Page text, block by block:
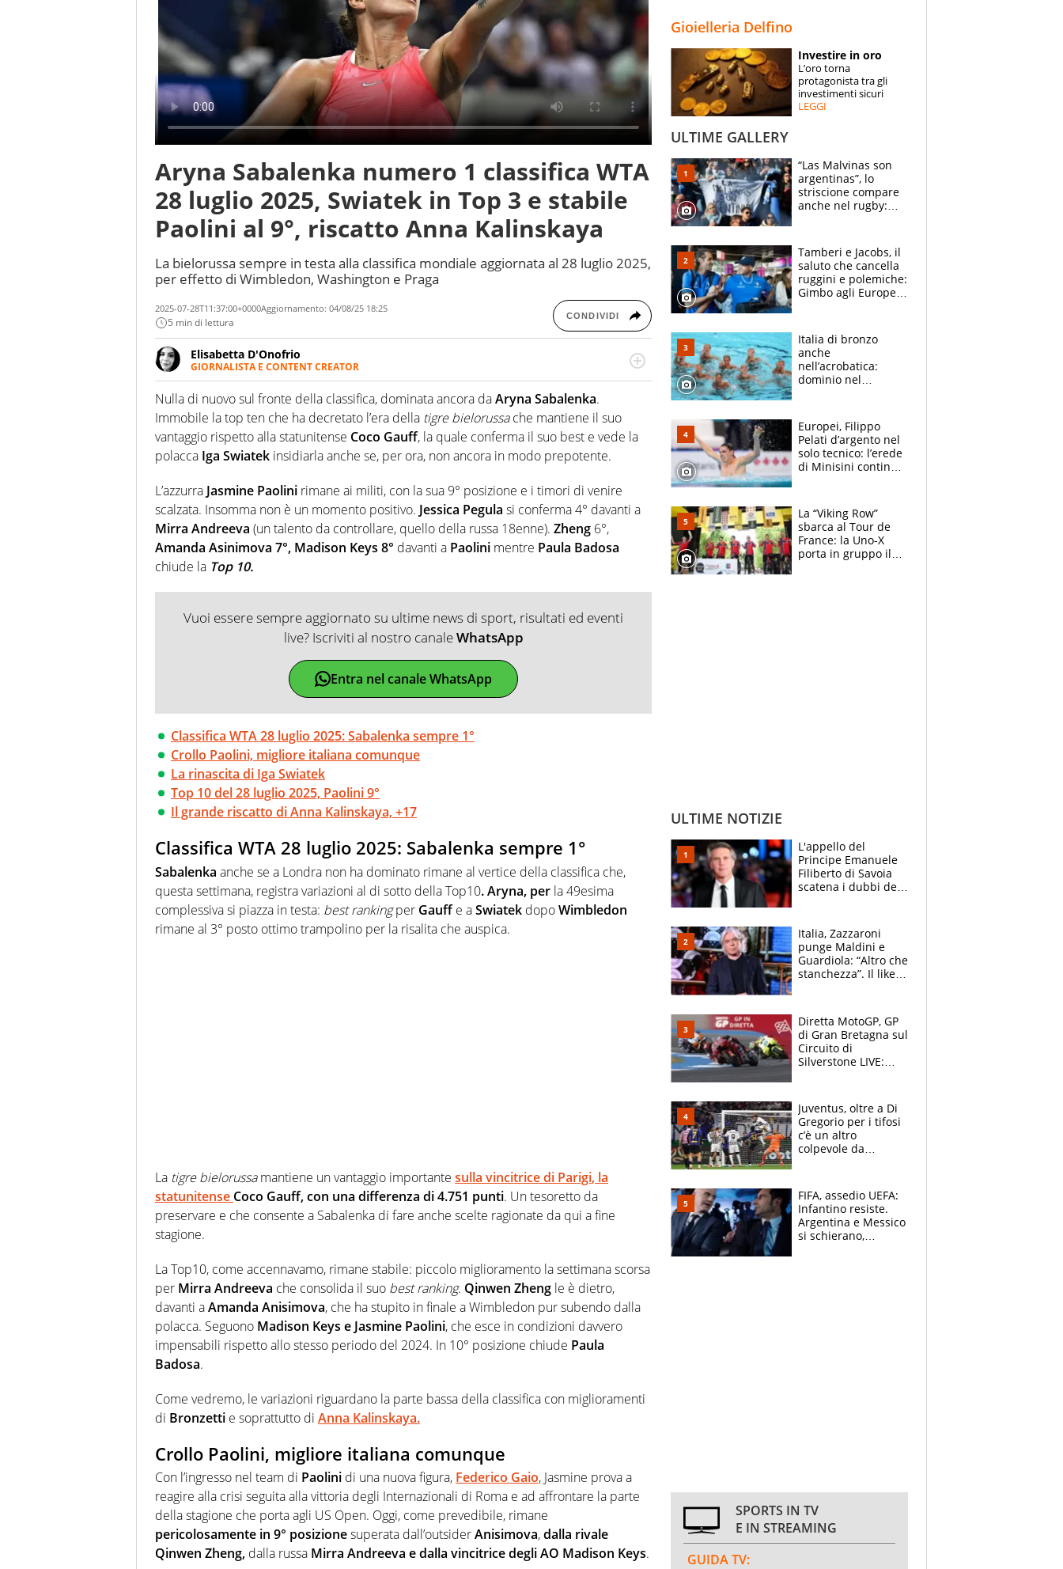
ESPERTI
CONTATTI
Aryna Sabalenka numero 1 classifica WTA
28 luglio 2025, Swiatek in Top 3 e stabile
Paolini al 9°, riscatto Anna Kalinskaya
La bielorussa sempre in testa alla classifica mondiale aggiornata al 28 luglio 2025,
per effetto di Wimbledon, Washington e Praga
2025-07-28T11:37:00+0000Aggiornamento: 04/08/25 18:25
5 min di lettura CONDIVIDI
Elisabetta D'Onofrio
GIORNALISTA E CONTENT CREATOR
Giornalista professionista dal 2007, scrive per curiosità personale e necessità:
soprattutto di calcio, di sport e dei suoi protagonisti, concedendosi innocenti evasioni
nell'ambito della creazione di format. Un tempo ala destra, oggi si sente a suo agio nel
ruolo di libero. Cura una classifica riservata dei migliori 5 calciatori di sempre.
Nulla di nuovo sul fronte della classifica, dominata ancora daAryna Sabalenka.
Immobile la top ten che ha decretato l’era della tigre bielorussache mantiene il suo
vantaggio rispetto alla statunitense Coco Gauff, la quale conferma il suo best e vede la
polacca Iga Swiatek insidiarla anche se, per ora, non ancora in modo prepotente.
L’azzurra Jasmine Paolini rimane ai militi, con la sua 9° posizione e i timori di venire
scalzata. Insomma non è un momento positivo. Jessica Pegula si conferma 4° davanti a
Mirra Andreeva (un talento da controllare, quello della russa 18enne). Zheng 6°,
Amanda Asinimova 7°, Madison Keys 8° davanti a Paolini mentre Paula Badosa
chiude la Top 10.
Vuoi essere sempre aggiornato su ultime news di sport, risultati ed eventi
live? Iscriviti al nostro canaleWhatsApp
Entra nel canale WhatsApp
Classifica WTA 28 luglio 2025: Sabalenka sempre 1°
Crollo Paolini, migliore italiana comunque
La rinascita di Iga Swiatek
Top 10 del 28 luglio 2025, Paolini 9°
Il grande riscatto di Anna Kalinskaya, +17
Classifica WTA 28 luglio 2025: Sabalenka sempre 1°
Sabalenka anche se a Londra non ha dominato rimane al vertice della classifica che,
questa settimana, registra variazioni al di sotto della Top10.Aryna, per la 49esima
complessiva si piazza in testa: best rankingper Gauffe aSwiatek dopoWimbledon
rimane al 3° posto ottimo trampolino per la risalita che auspica.
La tigre bielorussamantiene un vantaggio importante sulla vincitrice di Parigi, la
statunitense Coco Gauff, con una differenza di 4.751 punti. Un tesoretto da
preservare e che consente a Sabalenka di fare anche scelte ragionate da qui a fine
stagione.
La Top10, come accennavamo, rimane stabile: piccolo miglioramento la settimana scorsa
per Mirra Andreeva che consolida il suo best ranking. Qinwen Zheng le è dietro,
davanti aAmanda Anisimova, che ha stupito in finale a Wimbledon pur subendo dalla
polacca. Seguono Madison Keys e Jasmine Paolini, che esce in condizioni davvero
impensabili rispetto allo stesso periodo del 2024. In 10° posizione chiude Paula
Badosa.
Come vedremo, le variazioni riguardano la parte bassa della classifica con miglioramenti
di Bronzetti e soprattutto di Anna Kalinskaya.
Crollo Paolini, migliore italiana comunque
Con l’ingresso nel team di Paolini di una nuova figura, Federico Gaio, Jasmine prova a
reagire alla crisi seguita alla vittoria degli Internazionali di Roma e ad affrontare la parte
della stagione che porta agli US Open. Oggi, come prevedibile, rimane
pericolosamente in 9° posizionesuperata dall’outsiderAnisimova,dalla rivale
Qinwen Zheng, dalla russa Mirra Andreeva e dalla vincitrice degli AO Madison Keys.
Gioielleria Delfino
Investire in oro
L’oro torna
protagonista tra gli
investimenti sicuri
LEGGI
ULTIME GALLERY
“Las Malvinas son
argentinas”, lo
striscione compare
anche nel rugby:
un caso
Tamberi e Jacobs, il
saluto che cancella
ruggini e polemiche:
Gimbo agli Europei
Italia di bronzo
anche
nell’acrobatica:
dominio nel
e compagni
continuare
Europei, Filippo
Pelati d’argento nel
solo tecnico: l’erede
di Minisini continua
mirino
La “Viking Row”
sbarca al Tour de
France: la Uno-X
porta in gruppo il
ULTIME NOTIZIE
L'appello del
Principe Emanuele
Filiberto di Savoia
scatena i dubbi dei
Italia, Zazzaroni
punge Maldini e
Guardiola: “Altro che
stanchezza”. Il like
Diretta MotoGP, GP
di Gran Bretagna sul
Circuito di
Silverstone LIVE:
Bezzecchi alle spalle
Juventus, oltre a Di
Gregorio per i tifosi
c’è un altro
colpevole da
FIFA, assedio UEFA:
Infantino resiste.
Argentina e Messico
si schierano,
SPORTS IN TV
E IN STREAMING
GUIDA TV: